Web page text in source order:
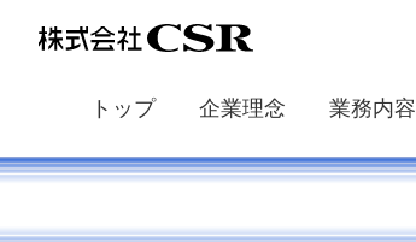
トップ 企業理念 業務内容